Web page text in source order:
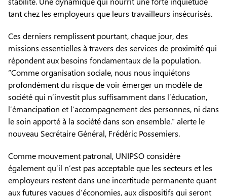
tant chez les employeurs que leurs travailleurs insécurisés.
Ces derniers remplissent pourtant, chaque jour, des
missions essentielles à travers des services de proximité qui
répondent aux besoins fondamentaux de la population.
“Comme organisation sociale, nous nous inquiétons
profondément du risque de voir émerger un modèle de
société qui n’investit plus suffisamment dans l’éducation,
l’émancipation et l’accompagnement des personnes, ni dans
le soin apporté à la société dans son ensemble.” alerte le
nouveau Secrétaire Général, Frédéric Possemiers.
Comme mouvement patronal, UNIPSO considère
également qu’il n’est pas acceptable que les secteurs et les
employeurs restent dans une incertitude permanente quant
aux futures vagues d’économies, aux dispositifs qui seront